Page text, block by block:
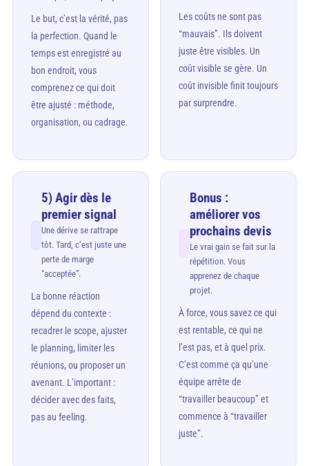
Le but, c’est la vérité, pas
la perfection. Quand le
temps est enregistré au
bon endroit, vous
comprenez ce qui doit
être ajusté : méthode,
organisation, ou cadrage.
Les coûts ne sont pas
“mauvais”. Ils doivent
juste être visibles. Un
coût visible se gère. Un
coût invisible finit toujours
par surprendre.
5) Agir dès le
premier signal
Une dérive se rattrape
tôt. Tard, c’est juste une
perte de marge
“acceptée”.
La bonne réaction
dépend du contexte :
recadrer le scope, ajuster
le planning, limiter les
réunions, ou proposer un
avenant. L’important :
décider avec des faits,
pas au feeling.
Bonus :
améliorer vos
prochains devis
Le vrai gain se fait sur la
répétition. Vous
apprenez de chaque
projet.
À force, vous savez ce qui
est rentable, ce qui ne
l’est pas, et à quel prix.
C’est comme ça qu’une
équipe arrête de
“travailler beaucoup” et
commence à “travailler
juste”.